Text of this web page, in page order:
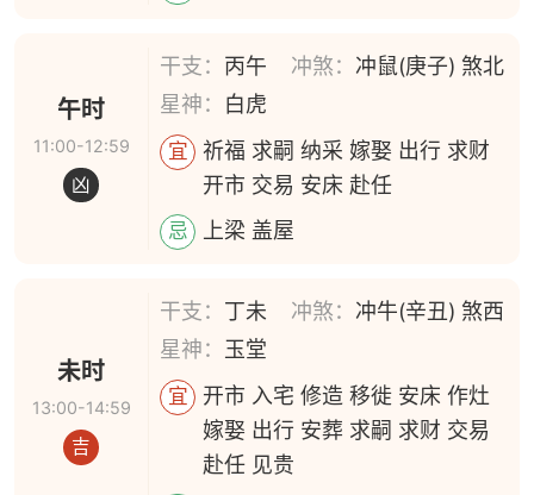
午时
11:00-12:59
凶
干支： 丙午 冲煞： 冲鼠(庚子) 煞北
星神： 白虎
宜
祈福 求嗣 纳采 嫁娶 出行 求财
开市 交易 安床 赴任
忌 上梁 盖屋
未时
13:00-14:59
吉
干支： 丁未 冲煞： 冲牛(辛丑) 煞西
星神： 玉堂
宜
开市 入宅 修造 移徙 安床 作灶
嫁娶 出行 安葬 求嗣 求财 交易
赴任 见贵